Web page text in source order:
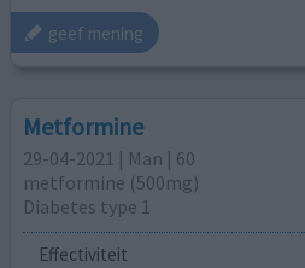
geef mening
Metformine
29-04-2021 | Man | 60
metformine (500mg)
Diabetes type 1
Effectiviteit